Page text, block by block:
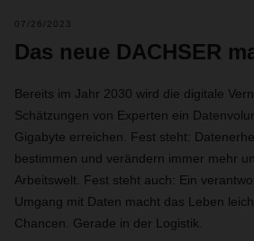
07/26/2023
Das neue DACHSER
Bereits im Jahr 2030 wird die digitale
Schätzungen von Experten ein
Gigabyte erreichen. Fest steht:
bestimmen und verändern immer mehr
Arbeitswelt. Fest steht auch: Ein
Umgang mit Daten macht das Leben
Chancen. Gerade in der Logistik.